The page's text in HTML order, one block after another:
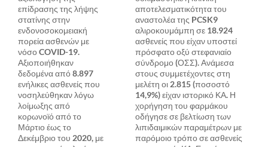
επίδρασης της λήψης
στατίνης στην
ενδονοσοκομειακή
πορεία ασθενών με
νόσο COVID-19.
Αξιοποιήθηκαν
δεδομένα από 8.897
ενήλικες ασθενείς που
νοσηλεύθηκαν λόγω
λοίμωξης από
κορωνοϊό από το
Μάρτιο έως το
Δεκέμβριο του 2020, με
αποτελεσματικότητα του
αναστολέα της PCSK9
αλιροκουμάμπη σε 18.924
ασθενείς που είχαν υποστεί
πρόσφατο οξύ στεφανιαίο
σύνδρομο (ΟΣΣ). Ανάμεσα
στους συμμετέχοντες στη
μελέτη οι 2.815 (ποσοστό
14,9%) είχαν ιστορικό ΚΑ. Η
χορήγηση του φαρμάκου
οδήγησε σε βελτίωση των
λιπιδαιμικών παραμέτρων με
παρόμοιο τρόπο σε ασθενείς